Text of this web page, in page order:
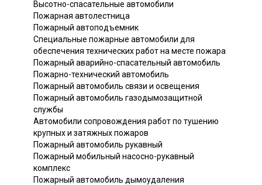
Высотно-спасательные автомобили
Пожарная автолестница
Пожарный автоподъемник
Специальные пожарные автомобили для
обеспечения технических работ на месте пожара
Пожарный аварийно-спасательный автомобиль
Пожарно-технический автомобиль
Пожарный автомобиль связи и освещения
Пожарный автомобиль газодымозащитной
службы
Автомобили сопровождения работ по тушению
крупных и затяжных пожаров
Пожарный автомобиль рукавный
Пожарный мобильный насосно-рукавный
комплекс
Пожарный автомобиль дымоудаления